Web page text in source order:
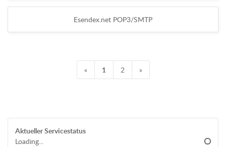
Esendex.net POP3/SMTP
« 1 2 »
Aktueller Servicestatus
Loading...